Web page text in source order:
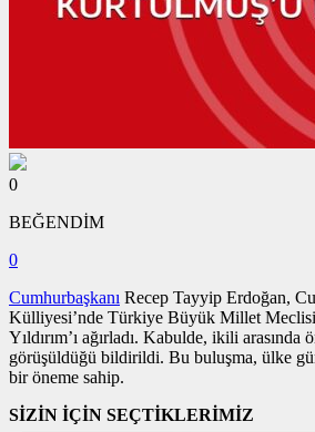
0
BEĞENDİM
0
Cumhurbaşkanı Recep Tayyip Erdoğan,
Külliyesi’nde Türkiye Büyük Millet
Yıldırım’ı ağırladı. Kabulde, ikili arasında
görüşüldüğü bildirildi. Bu buluşma, ülke
bir öneme sahip.
SİZİN İÇİN SEÇTİKLERİMİZ